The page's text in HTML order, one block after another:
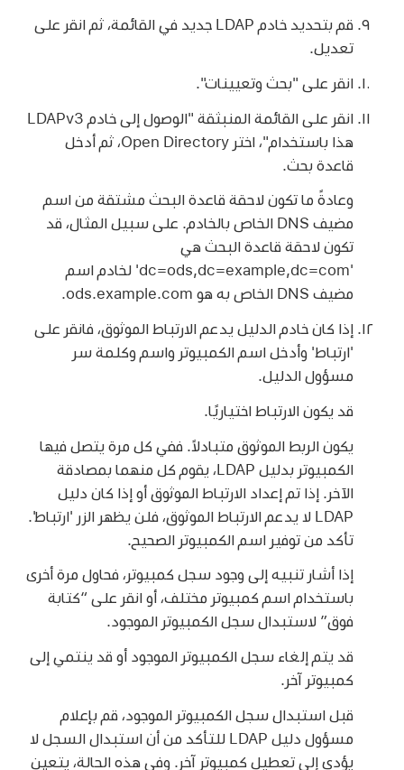
قم بتحديد خادم LDAP جديد في القائمة، ثم انقر على
تعديل.
انقر على "بحث وتعيينات".
انقر على القائمة المنبثقة "الوصول إلى خادم LDAPv3
هذا باستخدام"، اختر Open Directory، ثم أدخل
قاعدة بحث.
وعادةً ما تكون لاحقة قاعدة البحث مشتقة من اسم
مضيف DNS الخاص بالخادم. على سبيل المثال، قد
تكون لاحقة قاعدة البحث هي
'dc=ods,dc=example,dc=com' لخادم اسم
مضيف DNS الخاص به هو ods.example.com.
إذا كان خادم الدليل يدعم الارتباط الموثوق، فانقر على
'ارتباط' وأدخل اسم الكمبيوتر واسم وكلمة سر
مسؤول الدليل.
قد يكون الارتباط اختياريًا.
يكون الربط الموثوق متبادلاً. ففي كل مرة يتصل فيها
الكمبيوتر بدليل LDAP، يقوم كل منهما بمصادقة
الآخر. إذا تم إعداد الارتباط الموثوق أو إذا كان دليل
LDAP لا يدعم الارتباط الموثوق، فلن يظهر الزر 'ارتباط'.
تأكد من توفير اسم الكمبيوتر الصحيح.
إذا أشار تنبيه إلى وجود سجل كمبيوتر، فحاول مرة أخرى
باستخدام اسم كمبيوتر مختلف، أو انقر على “كتابة
فوق” لاستبدال سجل الكمبيوتر الموجود.
قد يتم إلغاء سجل الكمبيوتر الموجود أو قد ينتمي إلى
كمبيوتر آخر.
قبل استبدال سجل الكمبيوتر الموجود، قم بإعلام
مسؤول دليل LDAP للتأكد من أن استبدال السجل لا
يؤدي إلى تعطيل كمبيوتر آخر. وفي هذه الحالة، يتعين